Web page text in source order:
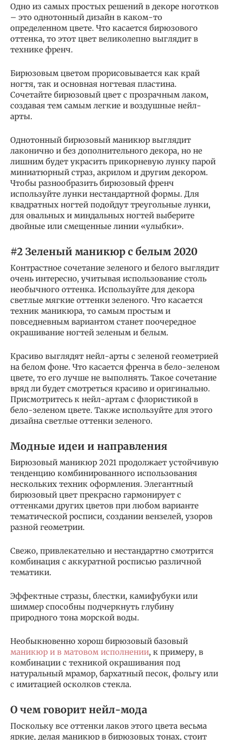
Одно из самых простых решений в декоре ноготков
– это однотонный дизайн в каком-то
определенном цвете. Что касается бирюзового
оттенка, то этот цвет великолепно выглядит в
технике френч.
Бирюзовым цветом прорисовывается как край
ногтя, так и основная ногтевая пластина.
Сочетайте бирюзовый цвет с прозрачным лаком,
создавая тем самым легкие и воздушные нейл-
арты.
Однотонный бирюзовый маникюр выглядит
лаконично и без дополнительного декора, но не
лишним будет украсить прикорневую лунку парой
миниатюрный страз, акрилом и другим декором.
Чтобы разнообразить бирюзовый френч
используйте лунки нестандартной формы. Для
квадратных ногтей подойдут треугольные лунки,
для овальных и миндальных ногтей выберите
двойные или смещенные линии «улыбки».
#2 Зеленый маникюр с белым 2020
Контрастное сочетание зеленого и белого выглядит
очень интересно, учитывая использование столь
необычного оттенка. Используйте для декора
светлые мягкие оттенки зеленого. Что касается
техник маникюра, то самым простым и
повседневным вариантом станет поочередное
окрашивание ногтей зеленым и белым.
Красиво выглядят нейл-арты с зеленой геометрией
на белом фоне. Что касается френча в бело-зеленом
цвете, то его лучше не выполнять. Такое сочетание
вряд ли будет смотреться красиво и оригинально.
Присмотритесь к нейл-артам с флористикой в
бело-зеленом цвете. Также используйте для этого
дизайна светлые оттенки зеленого.
Модные идеи и направления
Бирюзовый маникюр 2021 продолжает устойчивую
тенденцию комбинированного использования
нескольких техник оформления. Элегантный
бирюзовый цвет прекрасно гармонирует с
оттенками других цветов при любом варианте
тематической росписи, создании вензелей, узоров
разной геометрии.
Свежо, привлекательно и нестандартно смотрится
комбинация с аккуратной росписью различной
тематики.
Эффектные стразы, блестки, камифубуки или
шиммер способны подчеркнуть глубину
природного тона морской воды.
Необыкновенно хорош бирюзовый базовый
маникюр и в матовом исполнении, к примеру, в
комбинации с техникой окрашивания под
натуральный мрамор, бархатный песок, фольгу или
с имитацией осколков стекла.
О чем говорит нейл-мода
Поскольку все оттенки лаков этого цвета весьма
яркие, делая маникюр в бирюзовых тонах, стоит